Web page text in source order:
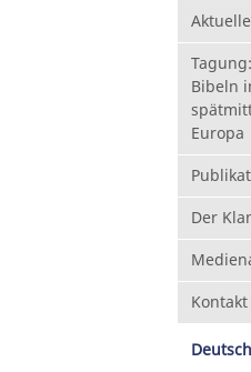
Bibeln
Europa
Der
Kontakt
Deutsch